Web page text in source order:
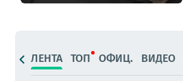
ЛЕНТА ТОП ОФИЦ. ВИДЕО